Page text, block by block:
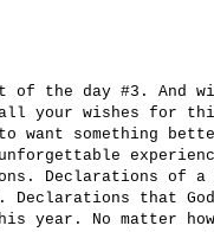
of the day #3. And
all your wishes for
want something
Declarations of
that
year. No matter how